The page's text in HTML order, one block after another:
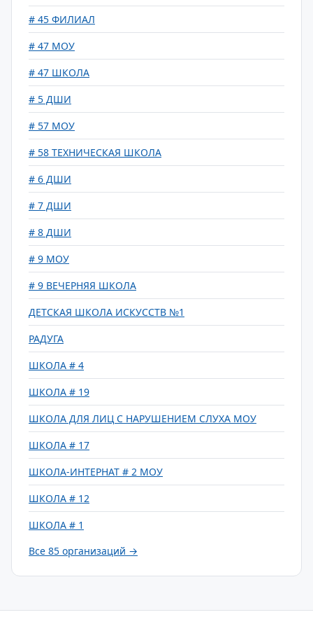
# 45 ФИЛИАЛ
# 47 МОУ
# 47 ШКОЛА
# 5 ДШИ
# 57 МОУ
# 58 ТЕХНИЧЕСКАЯ ШКОЛА
# 6 ДШИ
# 7 ДШИ
# 8 ДШИ
# 9 МОУ
# 9 ВЕЧЕРНЯЯ ШКОЛА
ДЕТСКАЯ ШКОЛА ИСКУССТВ №1
РАДУГА
ШКОЛА # 4
ШКОЛА # 19
ШКОЛА ДЛЯ ЛИЦ С НАРУШЕНИЕМ СЛУХА МОУ
ШКОЛА # 17
ШКОЛА-ИНТЕРНАТ # 2 МОУ
ШКОЛА # 12
ШКОЛА # 1
Все 85 организаций →